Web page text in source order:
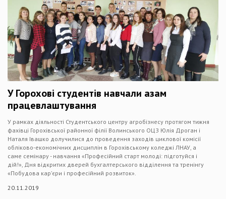
У Горохові студентів навчали азам
працевлаштування
У рамках діяльності Студентського центру агробізнесу протягом тижня
фахівці Горохівської районної філії Волинського ОЦЗ Юлія Дроган і
Наталя Івашко долучилися до проведення заходів циклової комісії
обліково-економічних дисциплін в Горохівському коледжі ЛНАУ, а
саме семінару - навчання «Професійний старт молоді: підготуйся і
дій!», Дня відкритих дверей бухгалтерського відділення та тренінгу
«Побудова кар’єри і професійний розвиток».
20.11.2019